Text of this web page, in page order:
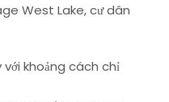
West Lake, cư dân
với khoảng cách chỉ